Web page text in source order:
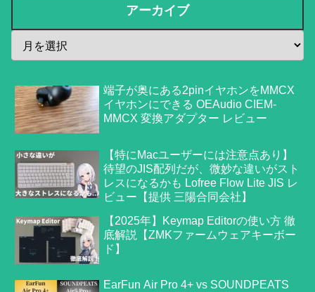
アーカイブ
端子が奥にある2pinイヤホンをMMCX
イヤホンにできる OEAudio CIEM-
MMCX 変換アダプター レビュー
【特にMacユーザーには注意点あり】
待望のJIS配列だが、微妙な違いがスト
レスになるかも Lofree Flow Lite JIS レ
ビュー【提供 三陽合同会社】
【2025年】Keymap Editorの使い方 徹
底解説【ZMKファームウェアキーボー
ド】
EarFun Air Pro 4+ vs SOUNDPEATS